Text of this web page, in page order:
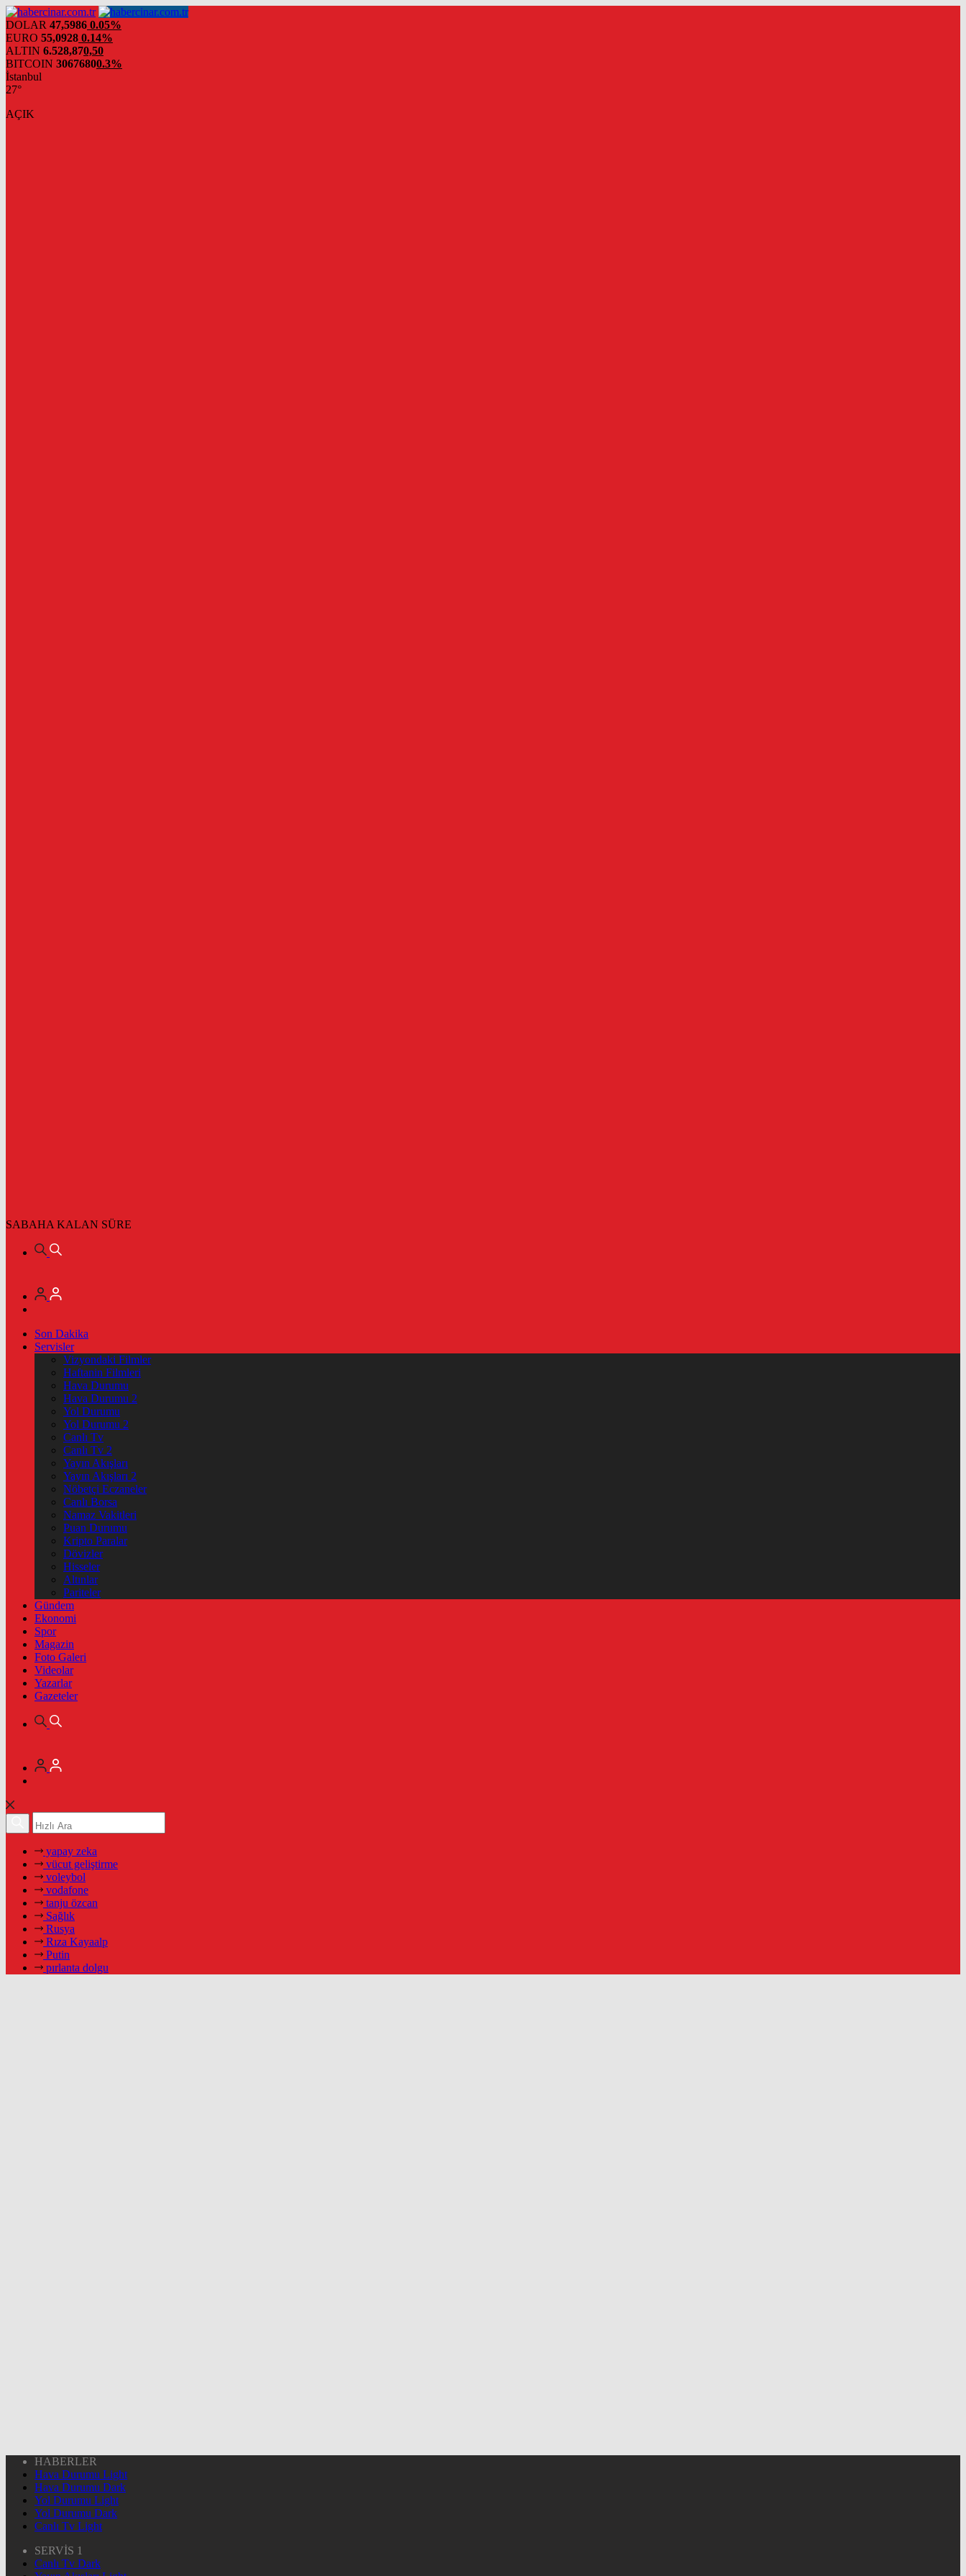
DOLAR 47,5986 0.05%
EURO 55,0928 0.14%
ALTIN 6.528,870,50
BITCOIN 30676800.3%
İstanbul
27°
AÇIK
SABAHA KALAN SÜRE
Son Dakika
Servisler
Vizyondaki Filmler
Haftanin Filmleri
Hava Durumu
Hava Durumu 2
Yol Durumu
Yol Durumu 2
Canlı Tv
Canlı Tv 2
Yayın Akışları
Yayın Akışları 2
Nöbetçi Eczaneler
Canlı Borsa
Namaz Vakitleri
Puan Durumu
Kripto Paralar
Dövizler
Hisseler
Altınlar
Pariteler
Gündem
Ekonomi
Spor
Magazin
Foto Galeri
Videolar
Yazarlar
Gazeteler
yapay zeka
vücut geliştirme
voleybol
vodafone
tanju özcan
Sağlık
Rusya
Rıza Kayaalp
Putin
pırlanta dolgu
HABERLER
Hava Durumu Light
Hava Durumu Dark
Yol Durumu Light
Yol Durumu Dark
Canlı Tv Light
SERVİS 1
Canlı Tv Dark